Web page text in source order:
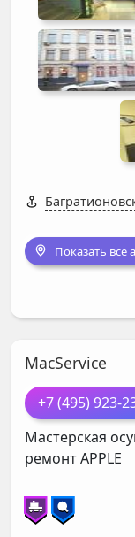
Показать все
MacService
+7 (495) 923-
Мастерская
ремонтAPPLE